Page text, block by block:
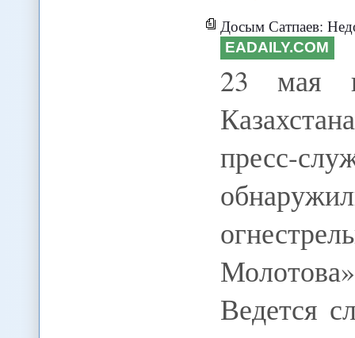
Досым Сатпаев:
EADAILY.COM
23 мая
пресс-
Ведется